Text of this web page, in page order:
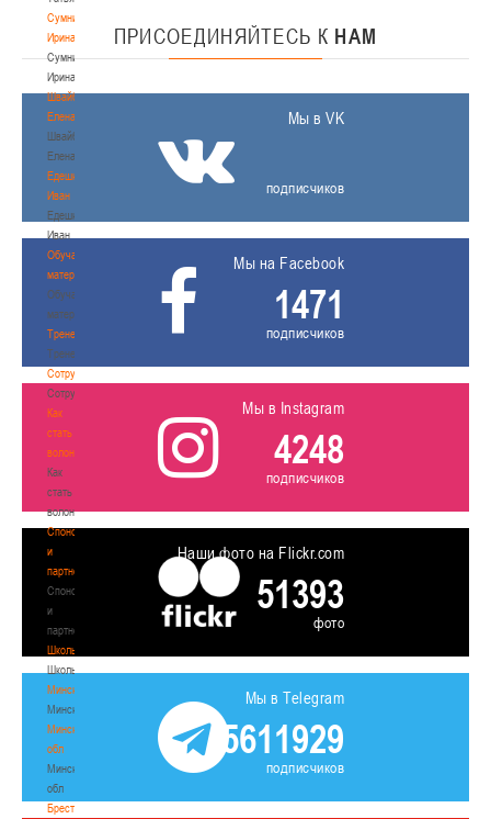
Сумникова
Ирина
Сумникова
Ирина
Швайбович
Елена
Швайбович
Елена
Едешко
Иван
Едешко
Иван
Обучающие
материалы
Обучающие
материалы
Тренерам
Тренерам
Сотрудничество
Сотрудничество
Как
стать
волонтером
Как
стать
волонтером
Спонсоры
и
партнеры
Спонсоры
и
партнеры
Школы
Школы
Минск
Минск
Минская
обл
Минская
обл
Брестская
ПРИСОЕДИНЯЙТЕСЬ К НАМ
Мы в VK
подписчиков
Мы на Facebook
1471
подписчиков
Мы в Instagram
4248
подписчиков
Наши фото на Flickr.com
51393
фото
Мы в Telegram
5611929
подписчиков